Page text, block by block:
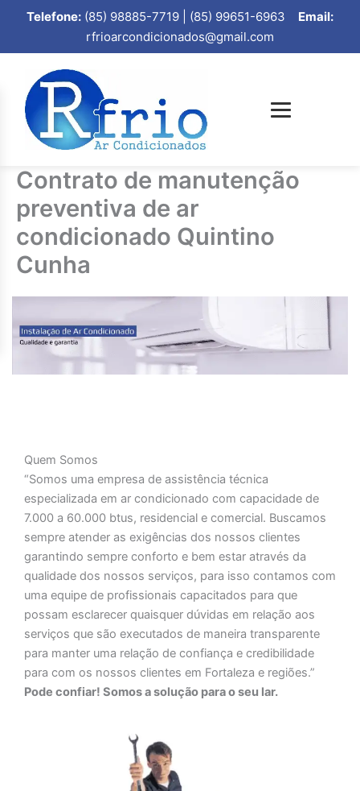
Telefone: (85) 98885-7719 | (85) 99651-6963 Email:
rfrioarcondicionados@gmail.com
Contrato de manutenção
preventiva de ar
condicionado Quintino
Cunha
Quem Somos
“Somos uma empresa de assistência técnica
especializada em ar condicionado com capacidade de
7.000 a 60.000 btus, residencial e comercial. Buscamos
sempre atender as exigências dos nossos clientes
garantindo sempre conforto e bem estar através da
qualidade dos nossos serviços, para isso contamos com
uma equipe de profissionais capacitados para que
possam esclarecer quaisquer dúvidas em relação aos
serviços que são executados de maneira transparente
para manter uma relação de confiança e credibilidade
para com os nossos clientes em Fortaleza e regiões.”
Pode confiar! Somos a solução para o seu lar.